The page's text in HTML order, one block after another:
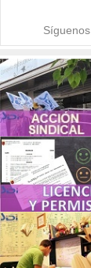
Síguenos